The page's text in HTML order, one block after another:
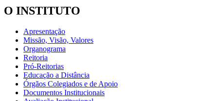
O INSTITUTO
Apresentação
Missão, Visão, Valores
Organograma
Reitoria
Pró-Reitorias
Educação a Distância
Órgãos Colegiados e de Apoio
Documentos Institucionais